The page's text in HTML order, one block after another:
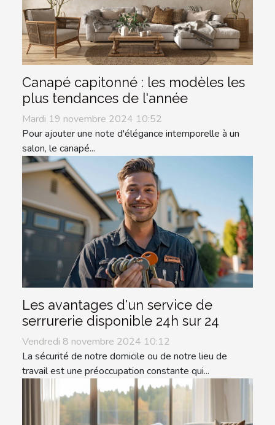
Canapé capitonné : les modèles les
plus tendances de l'année
Mardi 19 novembre 2024 10:52
Pour ajouter une note d'élégance intemporelle à un
salon, le canapé...
Les avantages d'un service de
serrurerie disponible 24h sur 24
Vendredi 8 novembre 2024 10:12
La sécurité de notre domicile ou de notre lieu de
travail est une préoccupation constante qui...